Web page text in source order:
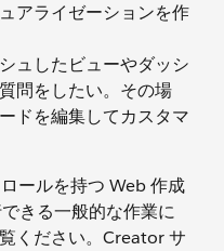
アライゼーションを作
ュしたビューやダッシ
問をしたい。その場
ドを編集してカスタマ
ールを持つ Web 作成
きる一般的な作業に
ください。Creator サ